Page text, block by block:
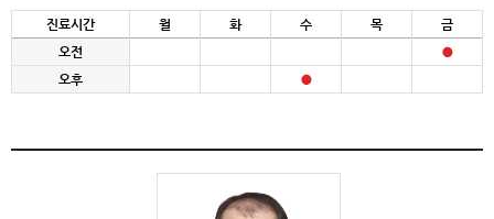
진료시간 월 화 수 목
금
오전
오후